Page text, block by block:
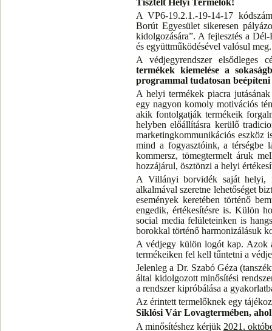
Tisztelt Helyi Termelők!
A VP6-19.2.1.-19-14-17
Borút Egyesület sikeresen
kidolgozására”. A fejlesztés a
és együttműködésével valósul meg.
A védjegyrendszer elsődleges
termékek kiemelése a
programmal tudatosan
A helyi termékek piacra
egy nagyon komoly motivációs
akik fontolgatják termékeik
helyben előállításra kerülő
marketingkommunikációs eszköz
mind a fogyasztóink, a térségbe
kommersz, tömegtermelt áruk
hozzájárul, ösztönzi a helyi
A Villányi borvidék saját helyi,
alkalmával szeretne lehetőséget
események keretében történő
engedik, értékesítésre is. Külön
social media felületeinken is
borokkal történő harmonizálásuk
A védjegy külön logót kap. Azok
termékeiken fel kell tűntetni a
Jelenleg a Dr. Szabó Géza
által kidolgozott minősítési
a rendszer kipróbálása a
Az érintett termelőknek egy
Siklósi Vár Lovagtermében,
A minősítéshez kérjük 2021.